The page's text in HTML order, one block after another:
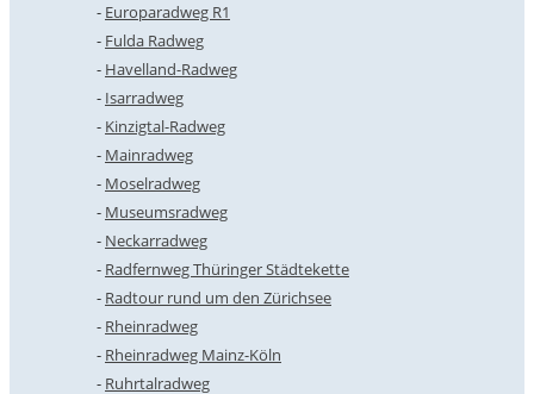
Europaradweg R1
Fulda Radweg
Havelland-Radweg
Isarradweg
Kinzigtal-Radweg
Mainradweg
Moselradweg
Museumsradweg
Neckarradweg
Radfernweg Thüringer Städtekette
Radtour rund um den Zürichsee
Rheinradweg
Rheinradweg Mainz-Köln
Ruhrtalradweg